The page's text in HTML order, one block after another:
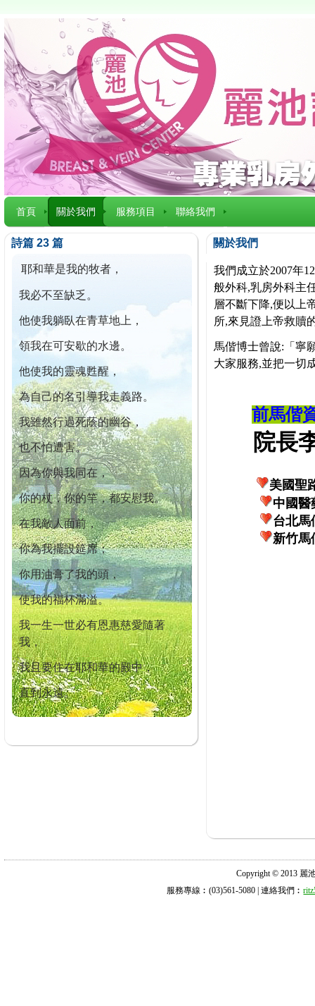
首頁 關於我們 服務項目 聯絡我們
詩篇 23 篇
耶和華是我的牧者，
我必不至缺乏。
他使我躺臥在青草地上，
領我在可安歇的水邊。
他使我的靈魂甦醒，
為自己的名引導我走義路。
我雖然行過死蔭的幽谷，
也不怕遭害。
因為你與我同在，
你的杖，你的竿，都安慰我。
在我敵人面前，
你為我擺設筵席；
你用油膏了我的頭，
使我的福杯滿溢。
我一生一世必有恩惠慈愛隨著
我，
我且要住在耶和華的殿中，
直到永遠。
關於我們
我們成立於2007年
般外科,乳房外科主
層不斷下降,便以上
所,來見證上帝救贖
馬偕博士曾說:「寧
大家服務,並把一切
前馬偕
院長李
美國聖
中國醫
台北馬
新竹馬
Copyright © 2013 麗
服務專線︰(03)561-5080 | 連絡我們︰